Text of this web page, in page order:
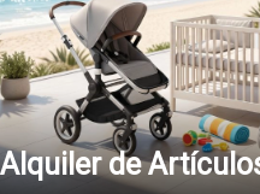
Alquiler de